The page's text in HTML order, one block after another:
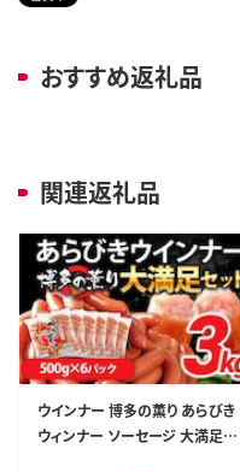
おすすめ返礼品
関連返礼品
ウインナー 博多の薫り あらびき
ウィンナー ソーセージ 大満足セ